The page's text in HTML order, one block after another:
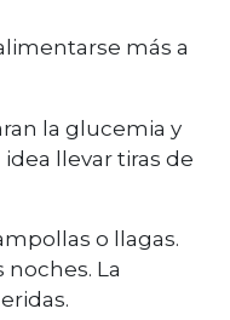
más a
la glucemia y
llevar tiras de
o llagas.
noches. La